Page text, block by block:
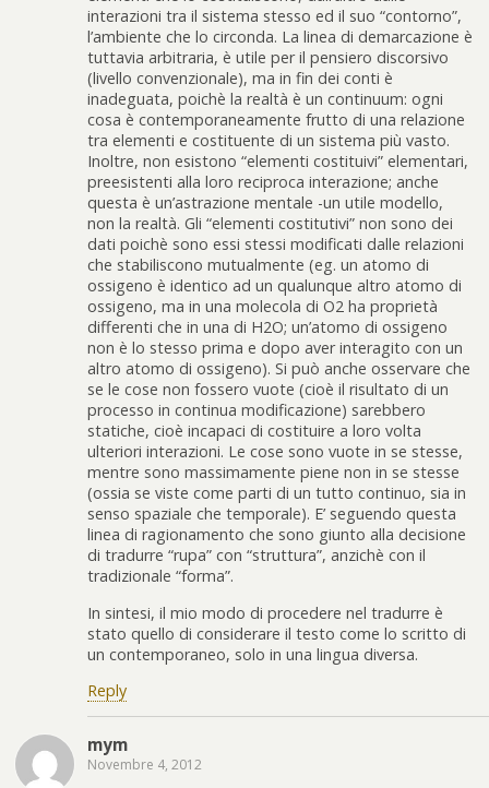
interazioni tra il sistema stesso ed il suo “contorno”,
l’ambiente che lo circonda. La linea di demarcazione è
tuttavia arbitraria, è utile per il pensiero discorsivo
(livello convenzionale), ma in fin dei conti è
inadeguata, poichè la realtà è un continuum: ogni
cosa è contemporaneamente frutto di una relazione
tra elementi e costituente di un sistema più vasto.
Inoltre, non esistono “elementi costituivi” elementari,
preesistenti alla loro reciproca interazione; anche
questa è un’astrazione mentale -un utile modello,
non la realtà. Gli “elementi costitutivi” non sono dei
dati poichè sono essi stessi modificati dalle relazioni
che stabiliscono mutualmente (eg. un atomo di
ossigeno è identico ad un qualunque altro atomo di
ossigeno, ma in una molecola di O2 ha proprietà
differenti che in una di H2O; un’atomo di ossigeno
non è lo stesso prima e dopo aver interagito con un
altro atomo di ossigeno). Si può anche osservare che
se le cose non fossero vuote (cioè il risultato di un
processo in continua modificazione) sarebbero
statiche, cioè incapaci di costituire a loro volta
ulteriori interazioni. Le cose sono vuote in se stesse,
mentre sono massimamente piene non in se stesse
(ossia se viste come parti di un tutto continuo, sia in
senso spaziale che temporale). E’ seguendo questa
linea di ragionamento che sono giunto alla decisione
di tradurre “rupa” con “struttura”, anzichè con il
tradizionale “forma”.
In sintesi, il mio modo di procedere nel tradurre è
stato quello di considerare il testo come lo scritto di
un contemporaneo, solo in una lingua diversa.
Reply
mym
Novembre 4, 2012